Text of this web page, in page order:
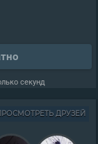
секунд
ДРУЗЕЙ